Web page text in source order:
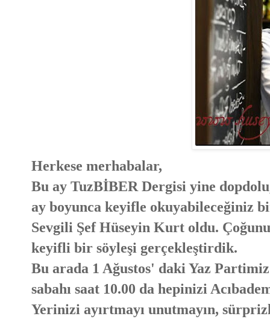
Herkese merhabalar,
Bu ay TuzBİBER Dergisi yine
ay boyunca keyifle okuyabileceğiniz
Sevgili Şef Hüseyin Kurt oldu.
keyifli bir söyleşi gerçekleştirdik.
Bu arada 1 Ağustos' daki Yaz
sabahı saat 10.00 da hepinizi
Yerinizi ayırtmayı unutmayın,